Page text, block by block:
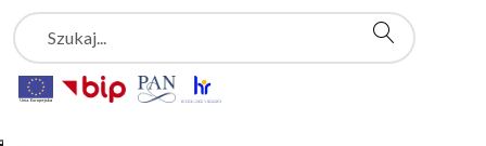
Szukaj
Aktualności